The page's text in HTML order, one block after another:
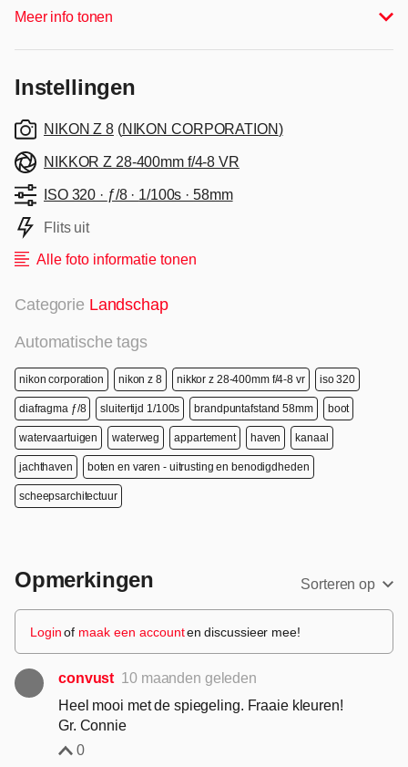
water weerspiegelen.
Meer info tonen
Instellingen
NIKON Z 8 (NIKON CORPORATION)
NIKKOR Z 28-400mm f/4-8 VR
ISO 320 · ƒ/8 · 1/100s ·58mm
Flits uit
Alle foto informatie tonen
Categorie Landschap
Automatische tags
nikon corporation nikon z 8 nikkor z 28-400mm f/4-8 vr iso 320
diafragma ƒ/8 sluitertijd 1/100s brandpuntafstand 58mm boot
watervaartuigen waterweg appartement haven kanaal
jachthaven boten en varen - uitrusting en benodigdheden
scheepsarchitectuur
Opmerkingen Sorteren op
Loginof maak een accounten discussieer mee!
convust 10 maanden geleden
Heel mooi met de spiegeling. Fraaie kleuren!
Gr. Connie
0